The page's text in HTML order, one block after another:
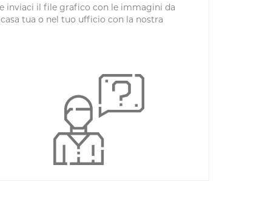
inviaci il file grafico con le immagini da
tua o nel tuo ufficio con la nostra